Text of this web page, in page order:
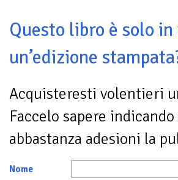
Questo libro è solo
un’edizione
Acquisteresti volentieri
Faccelo sapere
abbastanza adesioni la
Nome